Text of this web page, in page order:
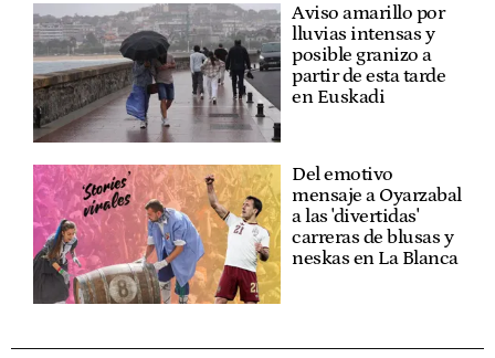
Aviso amarillo por
lluvias intensas y
posible granizo a
partir de esta tarde
en Euskadi
Del emotivo
mensaje a Oyarzabal
a las 'divertidas'
carreras de blusas y
neskas en La Blanca